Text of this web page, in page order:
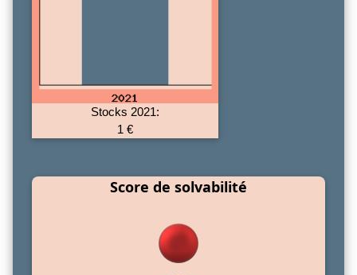
Stocks 2021:
1 €
Score de solvabilité